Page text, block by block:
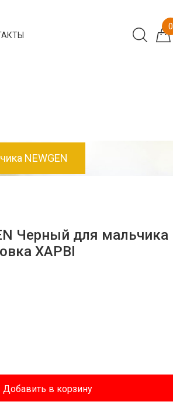
0
NEWGEN
Черный для мальчика
ХАРВІ
Добавить в корзину